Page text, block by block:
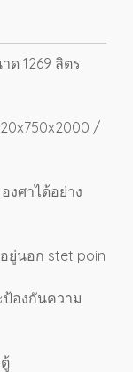
ด 1269 ลิตร
/
งศาได้อย่าง
ยู่นอก stet poin
ป้องกันความ